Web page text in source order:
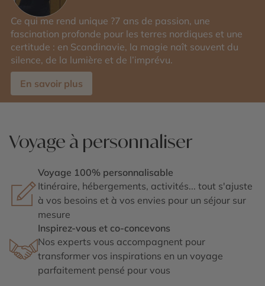
Ce qui me rend unique ?7 ans de passion, une
fascination profonde pour les terres nordiques et une
certitude : en Scandinavie, la magie naît souvent du
silence, de la lumière et de l’imprévu.
En savoir plus
Voyage à personnaliser
Voyage 100% personnalisable
Itinéraire, hébergements, activités... tout s'ajuste
à vos besoins et à vos envies pour un séjour sur
mesure
Inspirez-vous et co-concevons
Nos experts vous accompagnent pour
transformer vos inspirations en un voyage
parfaitement pensé pour vous